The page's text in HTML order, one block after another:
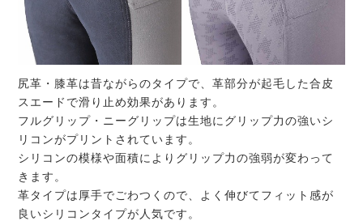
尻革・膝革は昔ながらのタイプで、革部分が起毛した合皮
スエードで滑り止め効果があります。
フルグリップ・ニーグリップは生地にグリップ力の強いシ
リコンがプリントされています。
シリコンの模様や面積によりグリップ力の強弱が変わって
きます。
革タイプは厚手でごわつくので、よく伸びてフィット感が
良いシリコンタイプが人気です。